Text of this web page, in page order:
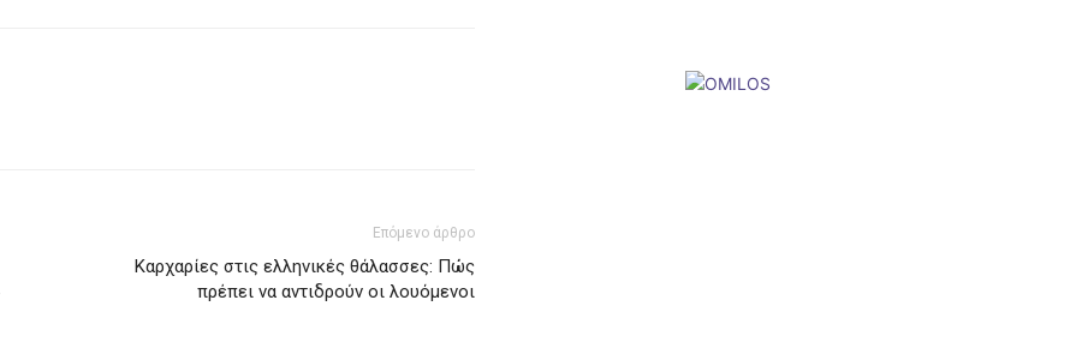
Επόμενο άρθρο
Καρχαρίες στις ελληνικές θάλασσες: Πώς
πρέπει να αντιδρούν οι λουόμενοι